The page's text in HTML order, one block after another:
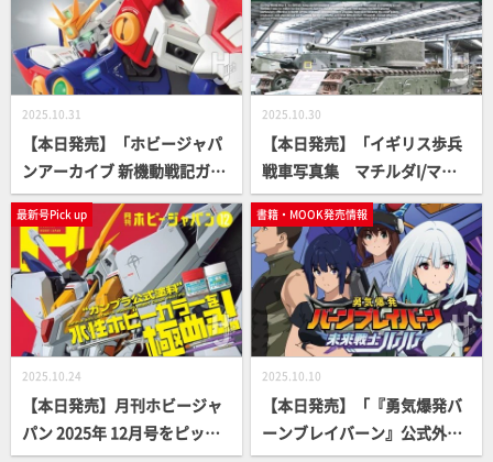
の審査結果が発表
2025.10.31
【本日発売】「ホビージャパ
ンアーカイブ 新機動戦記ガン
ダムW編」
2025.10.30
【本日発売】「イギリス歩兵
戦車写真集 マチルダI/マチ
ルダII/ヴァレンタイン/アーチ
ャー/ チャーチル」【HJ MILI
TARY PHOTO ALBUM】
最新号Pick up
2025.10.24
【本日発売】月刊ホビージャ
パン 2025年 12月号をピック
書籍・MOOK発売情報
2025.10.10
【本日発売】「『勇気爆発バ
ーンブレイバーン』公式外伝